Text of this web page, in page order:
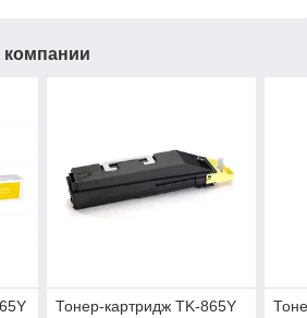
Тонер-картридж TK-865Y